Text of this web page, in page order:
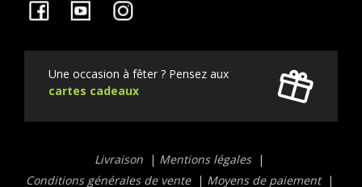
Facebook YouTube
Une occasion à fêter ? Pensez aux
cartes cadeaux
utiles
Livraison
Mentions légales
Conditions générales de vente
Moyens de paiement